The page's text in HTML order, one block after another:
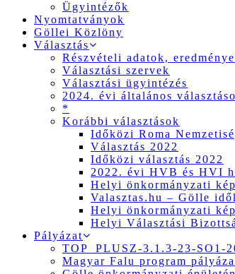
Ügyintézők
Nyomtatványok
Göllei Közlöny
Választás
Részvételi adatok,
Választási szervek
Választási ügyintézés
2024. évi általános
*
Korábbi választások
Időközi Roma
Választás 2022
Időközi választás 2022
2022. évi HVB és HVI
Helyi önkormányzati
Valasztas.hu – Gölle
Helyi önkormányzati
Helyi Választási
Pályázat
TOP_PLUSZ-3.1.3-23-SO1-
Magyar Falu program